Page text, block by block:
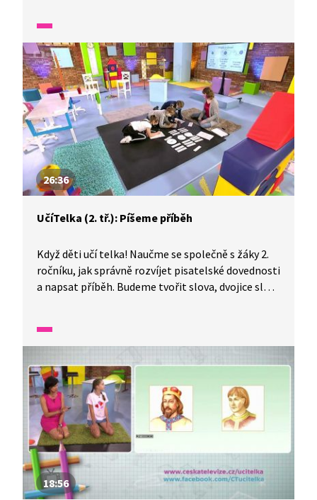
26:36
UčíTelka (2. tř.): Píšeme příběh
Když děti učí telka! Naučme se společně s žáky 2.
ročníku, jak správně rozvíjet pisatelské dovednosti
a napsat příběh. Budeme tvořit slova, dvojice slov,
18:56